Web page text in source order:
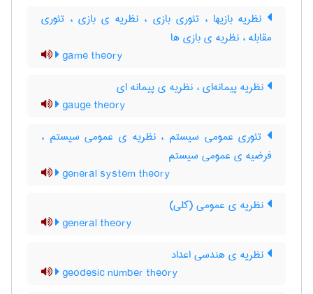
نظریه بازیها ، تئوری بازی ، نظریه ی بازی ، تئوری
مقابله ، نظریه ی بازی ها
game theory
نظریه پیمانه‌ای ، نظریه ی پیمانه ای
gauge theory
تئوری عمومی سیستم ، نظریه ی عمومی سیستم ،
فرضیه ی عمومی سیستم
general system theory
نظریه ی عمومی (کلی)
general theory
نظریه ی هندسی اعداد
geodesic number theory